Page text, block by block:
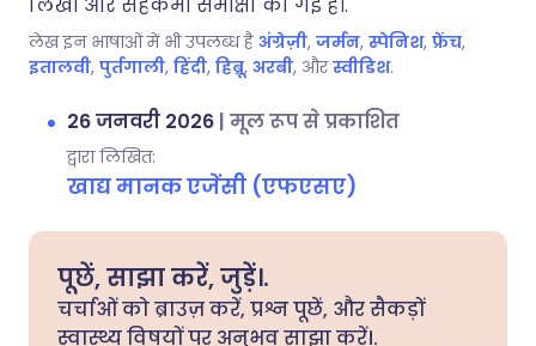
लेख इन भाषाओं में भी उपलब्ध है अंग्रेज़ी, जर्मन, स्पेनिश, फ्रेंच,
इतालवी, पुर्तगाली, हिंदी, हिब्रू, अरबी, औरस्वीडिश.
26 जनवरी 2026 | मूल रूप से प्रकाशित
द्वारा लिखित:
खाद्य मानक एजेंसी (एफएसए)
पूछें, साझा करें, जुड़ें।.
चर्चाओं को ब्राउज़ करें, प्रश्न पूछें, और सैकड़ों
स्वास्थ्य विषयों पर अनुभव साझा करें।.